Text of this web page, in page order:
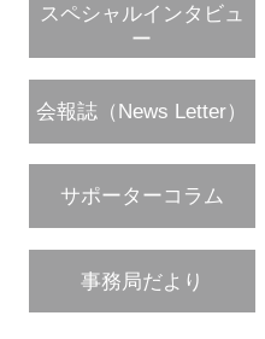
スペシャルインタビュ
ー
会報誌（News Letter）
サポーターコラム
事務局だより